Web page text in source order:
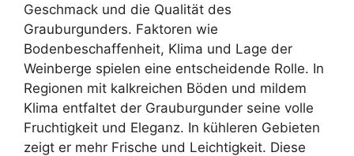
Geschmack und die Qualität des
Grauburgunders. Faktoren wie
Bodenbeschaffenheit, Klima und Lage der
Weinberge spielen eine entscheidende Rolle. In
Regionen mit kalkreichen Böden und mildem
Klima entfaltet der Grauburgunder seine volle
Fruchtigkeit und Eleganz. In kühleren Gebieten
zeigt er mehr Frische und Leichtigkeit. Diese